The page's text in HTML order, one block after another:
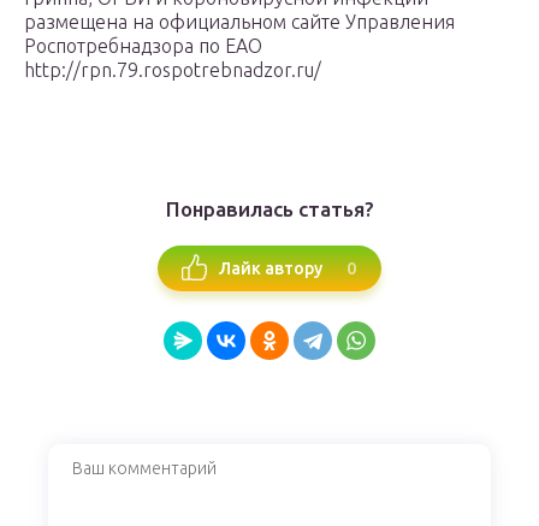
размещена на официальном сайте Управления
Роспотребнадзора по ЕАО
http://rpn.79.rospotrebnadzor.ru/
Понравилась статья?
Лайк автору 0